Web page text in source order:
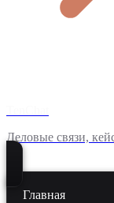
Деловые связи,
Главная